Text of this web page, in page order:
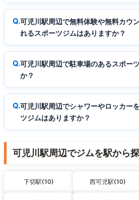
可児川駅周辺で無料体験や無料カウ
れるスポーツジムはありますか？
可児川駅周辺で駐車場のあるスポー
か？
可児川駅周辺でシャワーやロッカー
ツジムはありますか？
可児川駅周辺でジムを駅から
下切駅(10) 西可児駅(10)